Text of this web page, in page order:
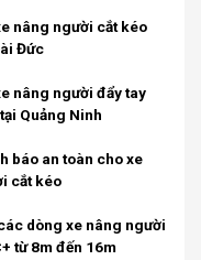
nâng người cắt kéo
Đức
nâng người đẩy tay
Quảng Ninh
báo an toàn cho xe
cắt kéo
dòng xe nâng người
từ 8m đến 16m